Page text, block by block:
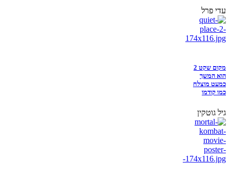
עדי פרל
מקום שקט 2
הוא המשך
כמעט מוצלח
כמו קודמו
גיל גוטקין